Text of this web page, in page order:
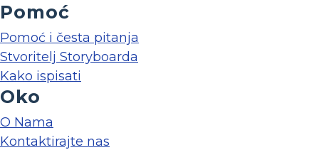
Pomoć
Pomoć i česta pitanja
Stvoritelj Storyboarda
Kako ispisati
Oko
O Nama
Kontaktirajte nas